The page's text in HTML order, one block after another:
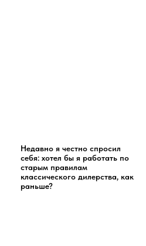
Недавно я честно спросил
себя: хотел бы я работать по
старым правилам
классического дилерства, как
раньше?